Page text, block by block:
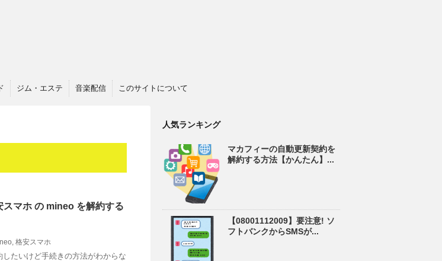
ジム・エステ 音楽配信 このサイトについて
マホ の mineo を解約する
, 格安スマホ
たいけど手続きの方法がわからな
人気ランキング
マカフィーの自動更新契約を
解約する方法【かんたん】...
【08001112009】要注意! ソ
フトバンクからSMSが...